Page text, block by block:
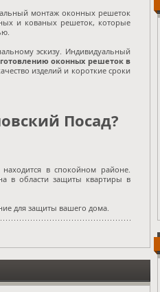
монтаж оконных решеток
и кованых решеток, которые
эскизу. Индивидуальный
оконных решеток в
изделий и короткие сроки
Посад?
в спокойном районе.
в области защиты квартиры в
для защиты вашего дома.